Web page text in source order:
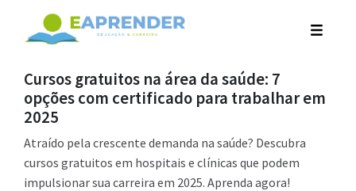
Cursos gratuitos na área da saúde: 7
opções com certificado para trabalhar em
2025
Atraído pela crescente demanda na saúde? Descubra
cursos gratuitos em hospitais e clínicas que podem
impulsionar sua carreira em 2025. Aprenda agora!